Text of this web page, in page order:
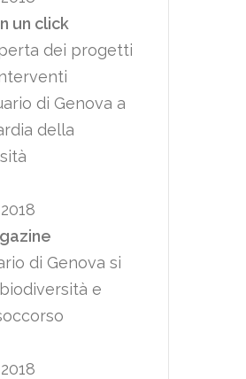
un click
dei progetti
di Genova a
della
di Genova si
e